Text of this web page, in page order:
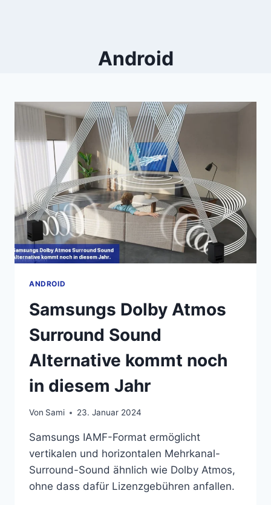
Android
ANDROID
Samsungs Dolby Atmos
Surround Sound
Alternative kommt noch
in diesem Jahr
Von Sami 23. Januar 2024
Samsungs IAMF-Format ermöglicht
vertikalen und horizontalen Mehrkanal-
Surround-Sound ähnlich wie Dolby Atmos,
ohne dass dafür Lizenzgebühren anfallen.